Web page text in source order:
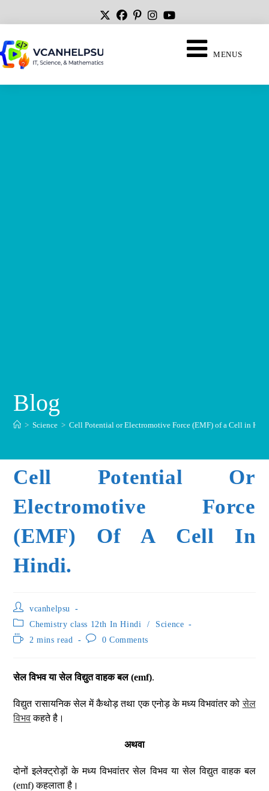
MENUS
Blog
> Science > Cell Potential or Electromotive Force (EMF) of a Cell in
Cell Potential Or
Electromotive Force
(EMF) Of A Cell In
Hindi.
vcanhelpsu
Chemistry class 12th In Hindi
/
Science
2 mins read
0 Comments
सेल विभव या सेल विद्युत वाहक बल (emf).
विद्युत रासायनिक सेल में कैथोड़ तथा एक एनोड़ के मध्य विभवांतर कोसेल
विभवकहते है।
अथवा
दोनों इलेक्ट्रोड़ों के मध्य विभवांतर सेल विभव या सेल विद्युत वाहक बल
(emf) कहलाता है।